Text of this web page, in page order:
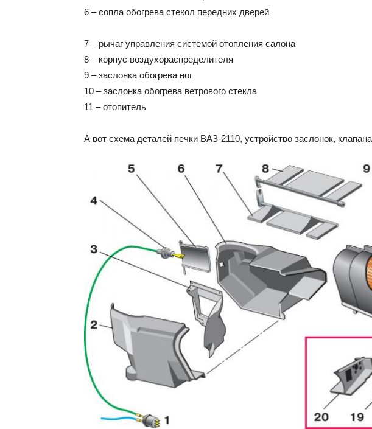
6 – сопла обогрева стекол передних дверей
7 – рычаг управления системой отопления салона
8 – корпус воздухораспределителя
9 – заслонка обогрева ног
10 – заслонка обогрева ветрового стекла
11 – отопитель
А вот схема деталей печки ВАЗ-2110, устройство заслонок,